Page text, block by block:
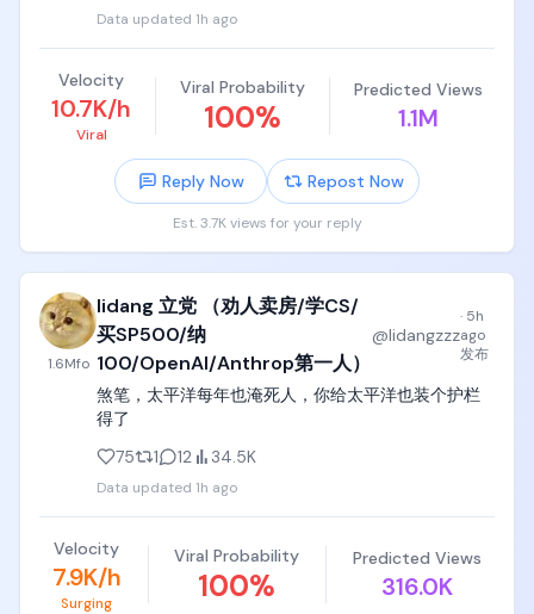
事情結束之後，Andrew 請代理草擬一封信，通知健身
去」。🤖
---
📱 請訂閱我的 Threads / Facebook / 電子報「狐說八
道」
#AIAgent #OpenClaw #資安 #AI對齊 #Claude
Data updated 1h ago
Velocity
10.7K/h
Viral
Viral Probability
100%
Predicted Views
1.1M
Reply Now Repost Now
Est. 3.7K views for your reply
1.6Mfo
lidang 立党 （劝人卖房/学CS/
买SP500/纳
100/OpenAI/Anthrop第一人）
@lidangzzz
· 5h
ago
发布
煞笔，太平洋每年也淹死人，你给太平洋也装个护栏
得了
75
1 12 34.5K
Data updated 1h ago
Velocity
7.9K/h
Surging
Viral Probability
100%
Predicted Views
316.0K